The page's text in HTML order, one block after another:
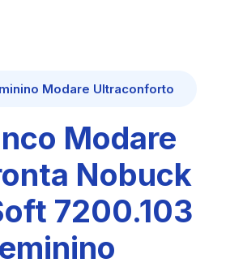
Modare Ultraconforto
Modare
Nobuck
7200.103